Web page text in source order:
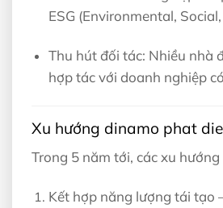
ESG (Environmental,
Thu hút đối tác: Nhiều nhà
hợp tác với doanh nghiệp
Xu hướng dinamo phat
Trong 5 năm tới, các xu
Kết hợp năng lượng tái tạo